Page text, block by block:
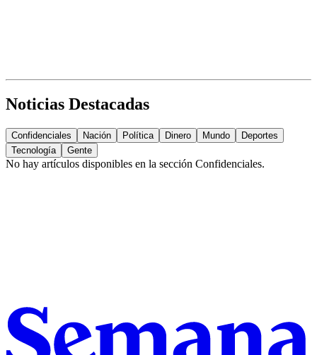
Noticias Destacadas
Confidenciales Nación Política Dinero Mundo
Deportes
Tecnología
Gente
No hay artículos disponibles en la sección Confidenciales.